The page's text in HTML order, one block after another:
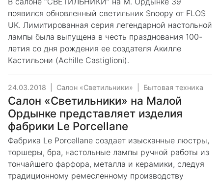
появился обновленный светильник Snoopy от FLOS
UK. Лимитированная серия легендарной настольной
лампы была выпущена в честь празднования 100-
летия со дня рождения ее создателя Акилле
Кастильони (Achille Castiglioni).
24.03.2018 Салон «Светильники» Бытовая техника
Салон «Светильники» на Малой
Ордынке представляет изделия
фабрики Le Porcellane
Фабрика Le Porcellane создает изысканные люстры,
торшеры, бра, настольные лампы ручной работы из
тончайшего фарфора, металла и керамики, следуя
традиционному ремесленному производству